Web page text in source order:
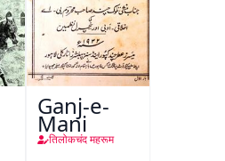
Ganj-e-
Mani
तिलोकचंद महरूम